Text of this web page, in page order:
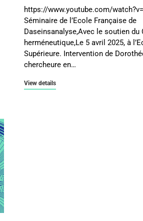
https://www.youtube.com/
Séminaire de l’Ecole Française de
Daseinsanalyse,Avec le soutien du
herméneutique,Le 5 avril 2025, à
Supérieure. Intervention de
chercheure en…
View details